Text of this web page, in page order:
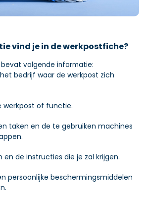
vind je in de werkpostfiche?
volgende informatie:
bedrijf waar de werkpost zich
werkpost of functie.
taken en de te gebruiken machines
en de instructies die je zal krijgen.
persoonlijke beschermingsmiddelen